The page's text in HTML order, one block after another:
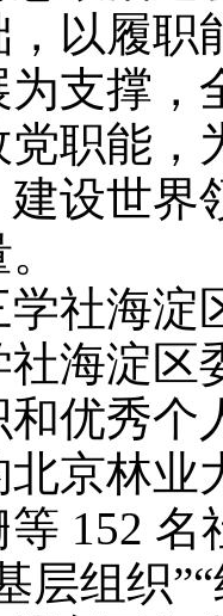
以履职
为支撑，
党职能，
设世界
海淀
社海淀
和优秀个
京林业
152
层组织